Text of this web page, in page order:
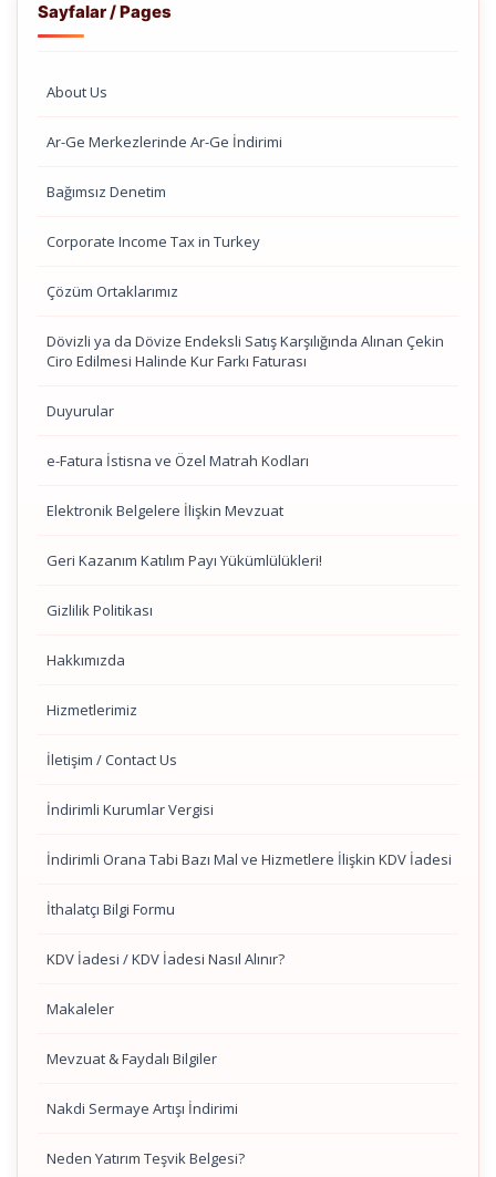
Sayfalar / Pages
About Us
Ar-Ge Merkezlerinde Ar-Ge İndirimi
Bağımsız Denetim
Corporate Income Tax in Turkey
Çözüm Ortaklarımız
Dövizli ya da Dövize Endeksli Satış Karşılığında Alınan Çekin
Ciro Edilmesi Halinde Kur Farkı Faturası
Duyurular
e-Fatura İstisna ve Özel Matrah Kodları
Elektronik Belgelere İlişkin Mevzuat
Geri Kazanım Katılım Payı Yükümlülükleri!
Gizlilik Politikası
Hakkımızda
Hizmetlerimiz
İletişim / Contact Us
İndirimli Kurumlar Vergisi
İndirimli Orana Tabi Bazı Mal ve Hizmetlere İlişkin KDV İadesi
İthalatçı Bilgi Formu
KDV İadesi / KDV İadesi Nasıl Alınır?
Makaleler
Mevzuat & Faydalı Bilgiler
Nakdi Sermaye Artışı İndirimi
Neden Yatırım Teşvik Belgesi?